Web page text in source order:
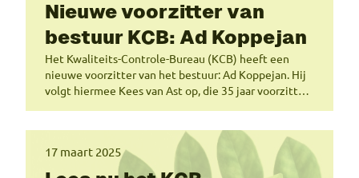
Nieuwe voorzitter van
bestuur KCB: Ad Koppejan
Het Kwaliteits-Controle-Bureau (KCB) heeft een
nieuwe voorzitter van het bestuur: Ad Koppejan. Hij
volgt hiermee Kees van Ast op, die 35 jaar voorzitter
17 maart 2025